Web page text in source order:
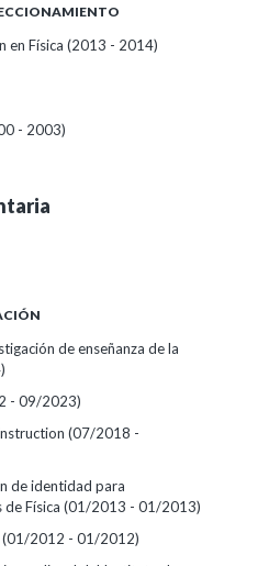
en Física (2013 - 2014)
- 2003)
de enseñanza de la
- 09/2023)
(07/2018 -
de identidad para
Física (01/2013 - 01/2013)
(01/2012 - 01/2012)